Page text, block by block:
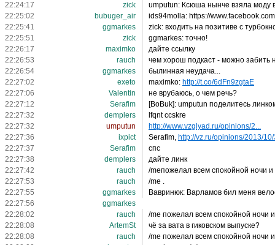
22:24:17
zick
umputun: Ксюша нынче взяла моду
22:25:02
bubuger_air
ids94molla: https://
22:25:41
ggmarkes
zick: входить на позитиве с
22:25:51
zick
ggmarkes: точно!
22:26:17
maximko
дайте ссылку
22:26:53
rauch
чем хорош подкаст - можно забить
22:26:54
ggmarkes
былинная неудача...
22:27:02
exeto maximko: http://t.co/6dFn9zgtaE
22:27:06
Valentin
не врубаюсь, о чем речь?
22:27:12
Serafim
[BoBuk]: umputun поделитесь
22:27:32
demplers
lfqnt ccskre
22:27:32
umputun
http://www.vzglyad.ru/opinions/2...
22:27:36
ixpict Serafim, http://vz.ru/opinions/2013/10/
22:27:37
Serafim
спс
22:27:38
demplers
дайте линк
22:27:42
rauch
/meпожелал всем спокойной ночи и
22:27:53
rauch
/me .
22:27:55
ggmarkes
Вавринюк: Варламов бил меня
22:27:56
ggmarkes
22:28:02
rauch
/me пожелал всем спокойной ночи
22:28:08
ArtemSt
чё за вата в гиковском выпуске?
22:28:08
rauch
/me пожелал всем спокойной ночи